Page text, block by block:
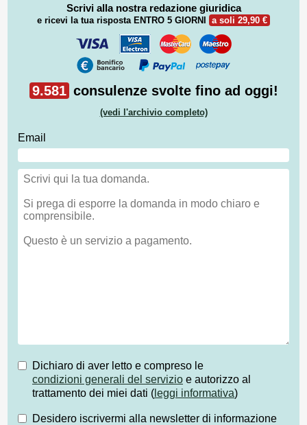
Scrivi alla nostra redazione giuridica
e ricevi la tua risposta ENTRO 5 GIORNI a soli 29,90 €
9.581 consulenze svolte fino ad oggi!
(vedi l'archivio completo)
Email
Dichiaro di aver letto e compreso le
condizioni generali del servizio e autorizzo al
trattamento dei miei dati ( leggi informativa)
Desidero iscrivermi alla newsletter di informazione